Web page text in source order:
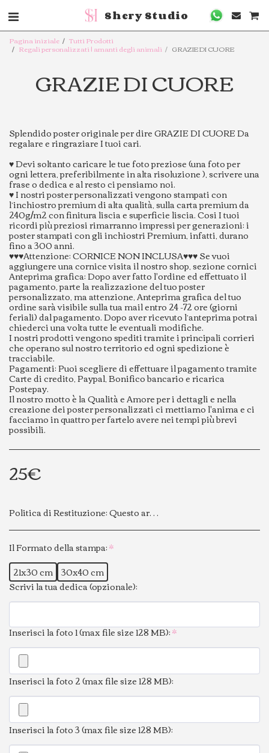
Shery Studio
Pagina iniziale Tutti Prodotti
Regali personalizzati | amanti degli animali GRAZIE DI CUORE
GRAZIE DI CUORE
Splendido poster originale per dire GRAZIE DI CUORE Da
regalare e ringraziare I tuoi cari.
♥️ Devi soltanto caricare le tue foto preziose (una foto per
ogni lettera, preferibilmente in alta risoluzione ), scrivere una
frase o dedica e al resto ci pensiamo noi.
♥️ I nostri poster personalizzati vengono stampati con
l’inchiostro premium di alta qualità, sulla carta premium da
240g/m2 con finitura liscia e superficie liscia. Cosi I tuoi
ricordi più preziosi rimarranno impressi per generazioni: i
poster stampati con gli inchiostri Premium, infatti, durano
fino a 300 anni.
♥️♥️♥️Attenzione: CORNICE NON INCLUSA♥️♥️♥️ Se vuoi
aggiungere una cornice visita il nostro shop, sezione cornici
Anteprima grafica: Dopo aver fatto l'ordine ed effettuato il
pagamento, parte la realizzazione del tuo poster
personalizzato, ma attenzione, Anteprima grafica del tuo
ordine sarà visibile sulla tua mail entro 24 -72 ore (giorni
feriali) dal pagamento. Dopo aver ricevuto l’anteprima potrai
chiederci una volta tutte le eventuali modifiche.
I nostri prodotti vengono spediti tramite i principali corrieri
che operano sul nostro territorio ed ogni spedizione è
tracciabile.
Pagamenti: Puoi scegliere di effettuare il pagamento tramite
Carte di credito, Paypal, Bonifico bancario e ricarica
Postepay.
Il nostro motto è la Qualità e Amore per i dettagli e nella
creazione dei poster personalizzati ci mettiamo l'anima e ci
facciamo in quattro per fartelo avere nei tempi più brevi
possibili.
25€
Politica di Restituzione:Questo articolo personalizzato viene realizzato su richiesta specifica del cliente e contiene dati personali confermati al momento dell’acquisto. Per questo motivo, non è possibile effettuare cambi o resi.
Il Formato della stampa:*
21x30 cm 30x40 cm
Scrivi la tua dedica (opzionale):
Inserisci la foto 1 (max file size 128 MB):*
Inserisci la foto 2 (max file size 128 MB):
Inserisci la foto 3 (max file size 128 MB):